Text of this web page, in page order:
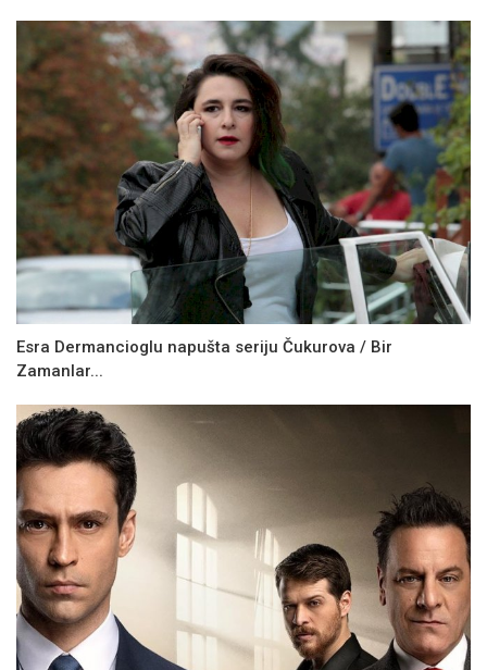
Esra Dermancioglu napušta seriju Čukurova / Bir
Zamanlar...